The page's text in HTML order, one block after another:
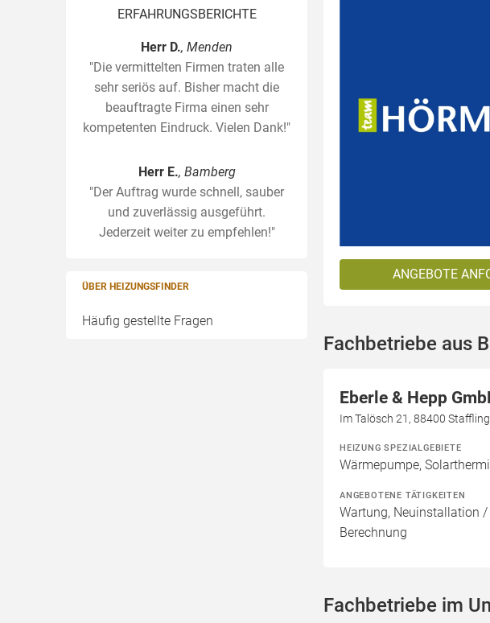
ERFAHRUNGSBERICHTE
Herr D., Menden
"Die vermittelten Firmen traten alle
sehr seriös auf. Bisher macht die
beauftragte Firma einen sehr
kompetenten Eindruck. Vielen Dank!"
Herr E., Bamberg
"Der Auftrag wurde schnell, sauber
und zuverlässig ausgeführt.
Jederzeit weiter zu empfehlen!"
ÜBER HEIZUNGSFINDER
Häufig gestellte Fragen
ANGEBOTE
Fachbetriebe aus
Eberle & Hepp
Im Talösch 21, 88400
HEIZUNG SPEZIALGEBIETE
Wärmepumpe,
ANGEBOTENE TÄTIGKEITEN
Wartung, Neuinstallation
Berechnung
Fachbetriebe im